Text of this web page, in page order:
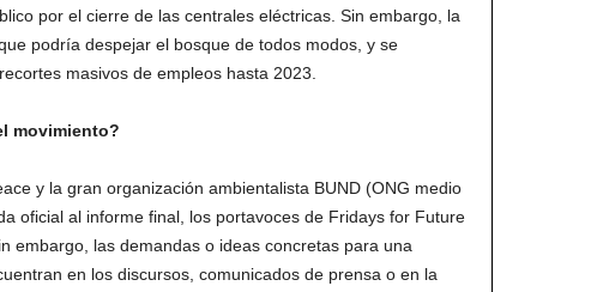
por el cierre de las centrales eléctricas. Sin embargo, la
podría despejar el bosque de todos modos, y se
masivos de empleos hasta 2023.
movimiento?
y la gran organización ambientalista BUND (ONG medio
oficial al informe final, los portavoces de Fridays for Future
embargo, las demandas o ideas concretas para una
en los discursos, comunicados de prensa o en la